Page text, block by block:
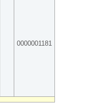
0000001181